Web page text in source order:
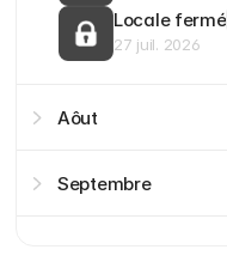
Locale fermé
27 juil. 2026
Aôut
Septembre